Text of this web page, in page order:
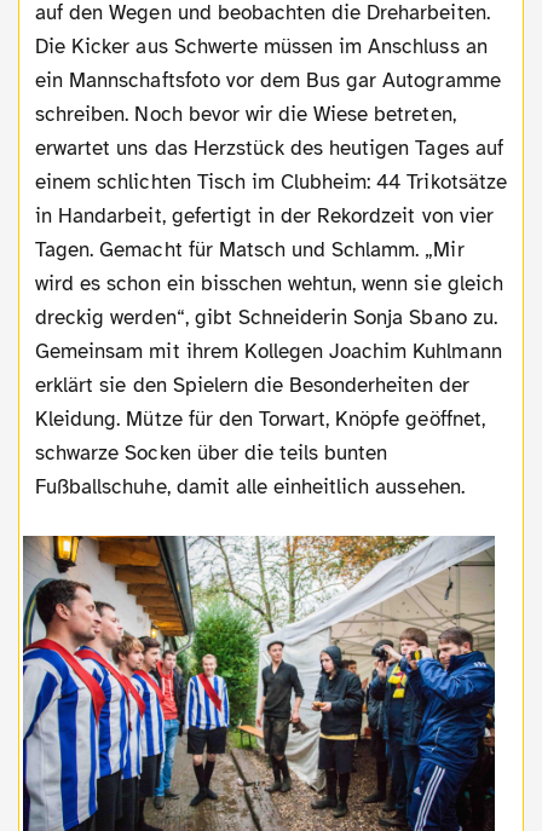
auf den Wegen und beobachten die Dreharbeiten.
Die Kicker aus Schwerte müssen im Anschluss an
ein Mannschaftsfoto vor dem Bus gar Autogramme
schreiben. Noch bevor wir die Wiese betreten,
erwartet uns das Herzstück des heutigen Tages auf
einem schlichten Tisch im Clubheim: 44 Trikotsätze
in Handarbeit, gefertigt in der Rekordzeit von vier
Tagen. Gemacht für Matsch und Schlamm. „Mir
wird es schon ein bisschen wehtun, wenn sie gleich
dreckig werden“, gibt Schneiderin Sonja Sbano zu.
Gemeinsam mit ihrem Kollegen Joachim Kuhlmann
erklärt sie den Spielern die Besonderheiten der
Kleidung. Mütze für den Torwart, Knöpfe geöffnet,
schwarze Socken über die teils bunten
Fußballschuhe, damit alle einheitlich aussehen.